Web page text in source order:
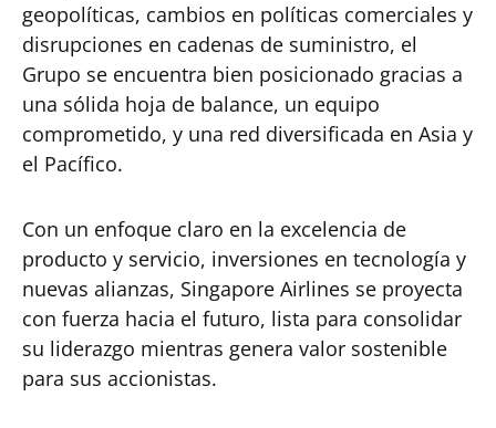
geopolíticas, cambios en políticas comerciales y
disrupciones en cadenas de suministro, el
Grupo se encuentra bien posicionado gracias a
una sólida hoja de balance, un equipo
comprometido, y una red diversificada en Asia y
el Pacífico.
Con un enfoque claro en la excelencia de
producto y servicio, inversiones en tecnología y
nuevas alianzas, Singapore Airlines se proyecta
con fuerza hacia el futuro, lista para consolidar
su liderazgo mientras genera valor sostenible
para sus accionistas.